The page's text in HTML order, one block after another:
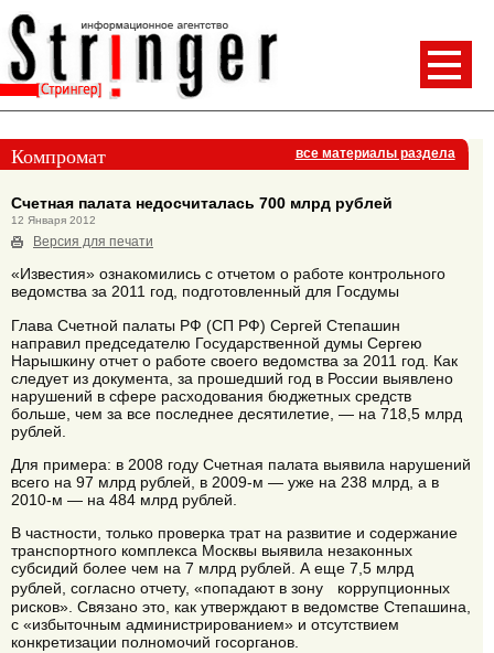
Компромат все материалы раздела
Счетная палата недосчиталась 700 млрд рублей
12 Января 2012
Версия для печати
«Известия» ознакомились с отчетом о работе контрольного
ведомства за 2011 год, подготовленный для Госдумы
Глава Счетной палаты РФ (СП РФ) Сергей Степашин
направил председателю Государственной думы Сергею
Нарышкину отчет о работе своего ведомства за 2011 год. Как
следует из документа, за прошедший год в России выявлено
нарушений в сфере расходования бюджетных средств
больше, чем за все последнее десятилетие, — на 718,5 млрд
рублей.
Для примера: в 2008 году Счетная палата выявила нарушений
всего на 97 млрд рублей, в 2009-м — уже на 238 млрд, а в
2010-м — на 484 млрд рублей.
В частности, только проверка трат на развитие и содержание
транспортного комплекса Москвы выявила незаконных
субсидий более чем на 7 млрд рублей. А еще 7,5 млрд
рублей, согласно отчету, «попадают в зону коррупционных
рисков». Связано это, как утверждают в ведомстве Степашина,
с «избыточным администрированием» и отсутствием
конкретизации полномочий госорганов.